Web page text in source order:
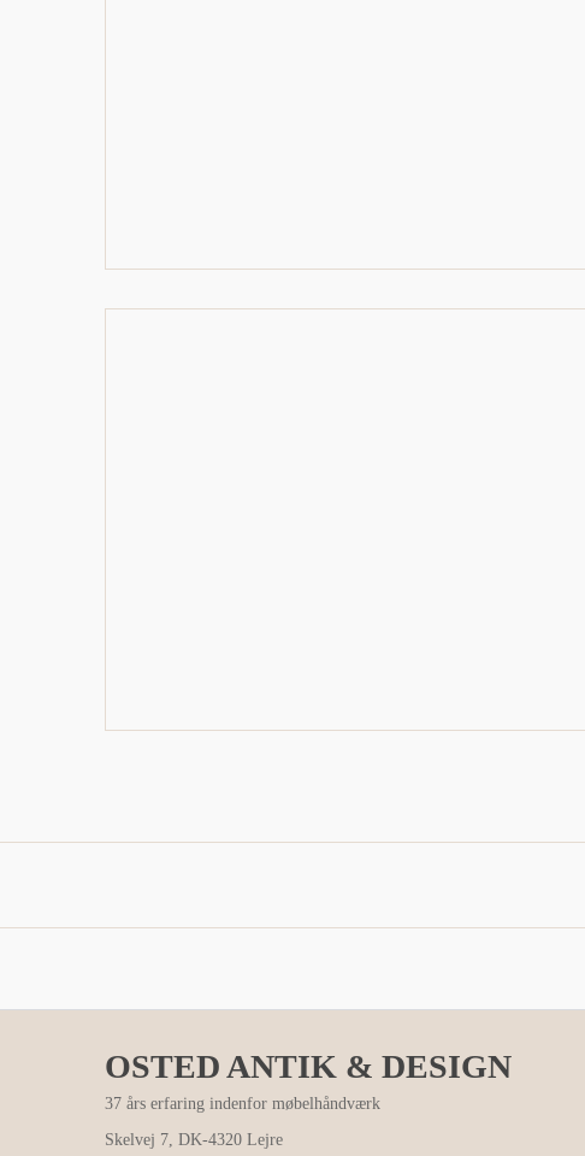
OSTED ANTIK & DESIGN
37 års erfaring indenfor møbelhåndværk
Skelvej 7, DK-4320 Lejre